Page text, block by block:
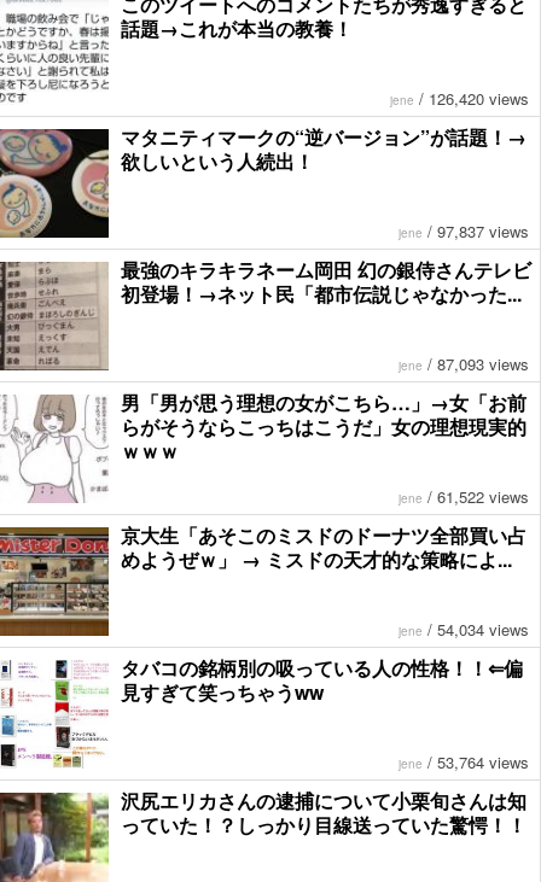
話題→これが本当の教養！
jene / 126,420 views
マタニティマークの“逆バージョン”が話題！→
欲しいという人続出！
jene / 97,837 views
最強のキラキラネーム岡田 幻の銀侍さんテレビ
初登場！→ネット民「都市伝説じゃなかった...
jene / 87,093 views
男「男が思う理想の女がこちら…」→女「お前
らがそうならこっちはこうだ」女の理想現実的
ｗｗｗ
jene / 61,522 views
京大生「あそこのミスドのドーナツ全部買い占
めようぜｗ」 → ミスドの天才的な策略によ...
jene / 54,034 views
タバコの銘柄別の吸っている人の性格！！⇐偏
見すぎて笑っちゃうww
jene / 53,764 views
沢尻エリカさんの逮捕について小栗旬さんは知
っていた！？しっかり目線送っていた驚愕！！